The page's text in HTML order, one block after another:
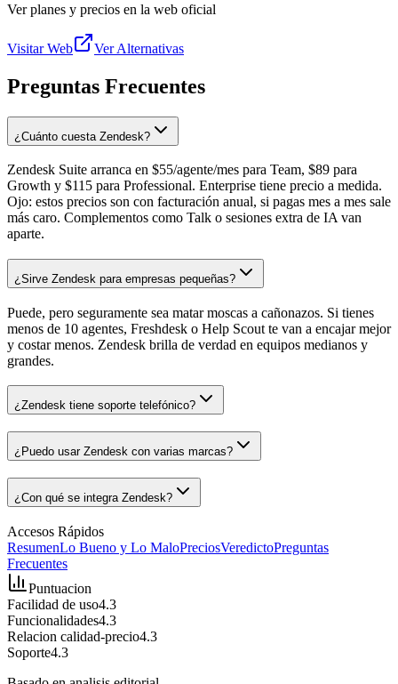
Ver planes y precios en la web oficial
Visitar Web Ver Alternativas
Preguntas Frecuentes
¿Cuánto cuesta Zendesk?
Zendesk Suite arranca en $55/agente/mes para Team, $89 para
Growth y $115 para Professional. Enterprise tiene precio a medida.
Ojo: estos precios son con facturación anual, si pagas mes a mes sale
más caro. Complementos como Talk o sesiones extra de IA van
aparte.
¿Sirve Zendesk para empresas pequeñas?
Puede, pero seguramente sea matar moscas a cañonazos. Si tienes
menos de 10 agentes, Freshdesk o Help Scout te van a encajar mejor
y costar menos. Zendesk brilla de verdad en equipos medianos y
grandes.
¿Zendesk tiene soporte telefónico?
¿Puedo usar Zendesk con varias marcas?
¿Con qué se integra Zendesk?
Accesos Rápidos
ResumenLo Bueno y Lo MaloPreciosVeredictoPreguntas
Frecuentes
Puntuacion
Facilidad de uso4.3
Funcionalidades4.3
Relacion calidad-precio4.3
Soporte4.3